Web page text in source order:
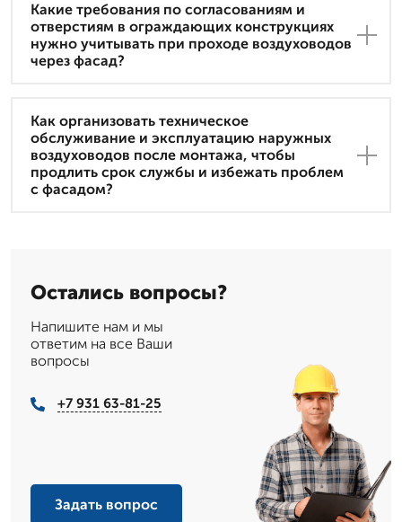
Какие требования по согласованиям и
отверстиям в ограждающих конструкциях
нужно учитывать при проходе воздуховодов
через фасад?
Как организовать техническое
обслуживание и эксплуатацию наружных
воздуховодов после монтажа, чтобы
продлить срок службы и избежать проблем
с фасадом?
Остались вопросы?
Напишите нам и мы
ответим на все Ваши
вопросы
+7 931 63-81-25
Задать вопрос